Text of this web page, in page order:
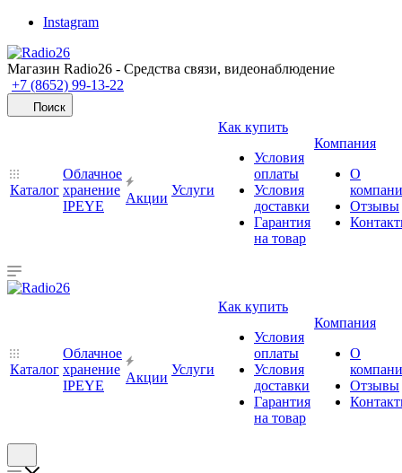
Instagram
Магазин Radio26 - Средства связи, видеонаблюдение
+7 (8652) 99-13-22
Поиск
Каталог
Облачное
хранение
IPEYE
Акции
Услуги
Как купить
Условия
оплаты
Условия
доставки
Гарантия
на товар
Компания
О
Отзывы
Каталог
Облачное
хранение
IPEYE
Акции
Услуги
Как купить
Условия
оплаты
Условия
доставки
Гарантия
на товар
Компания
О
Отзывы